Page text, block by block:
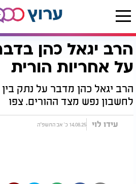
דף הבית יהדות הרב יגאל כהן בדברים נוקבים על אחריות הורית
הרב יגאל כהן
על אחריות הורית
הרב יגאל כהן מדבר על נתק בין
לחשבון נפש מצד ההורים. צפו
עידו לוי 14.08.25 כ' אב התשפ"ה